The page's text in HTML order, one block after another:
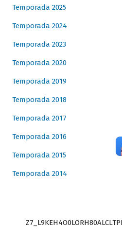
Temporada 2025
Temporada 2024
Temporada 2023
Temporada 2020
Temporada 2019
Temporada 2018
Temporada 2017
Temporada 2016
Temporada 2015
Temporada 2014